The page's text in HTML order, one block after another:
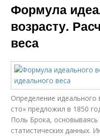
Вес по формуле
Нормальный вес
Веса для мужчин
Формула
возрасту.
веса
Определение
сто» предложил в 1850
Поль Брока,
статистических данных.